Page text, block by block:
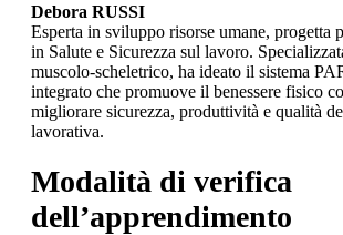
Debora RUSSI
Esperta in sviluppo risorse umane, progetta
in Salute e Sicurezza sul lavoro.
muscolo-scheletrico, ha ideato il sistema
integrato che promuove il benessere fisico
migliorare sicurezza, produttività e qualità
lavorativa.
Modalità di verifica
dell’apprendimento